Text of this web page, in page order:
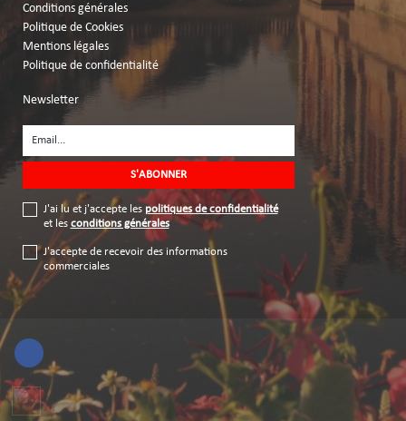
Conditions générales
Politique de Cookies
Mentions légales
Politique de confidentialité
Newsletter
J'ai lu et j'accepte les politiques de confidentialité
et les conditions générales
J'accepte de recevoir des informations
commerciales